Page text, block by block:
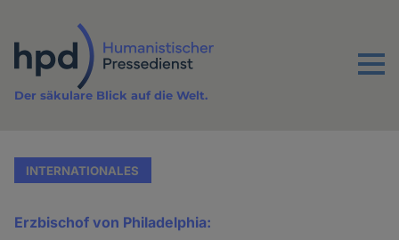
Inhalt
Menu
Der säkulare Blick auf die Welt.
INTERNATIONALES
Erzbischof von Philadelphia: